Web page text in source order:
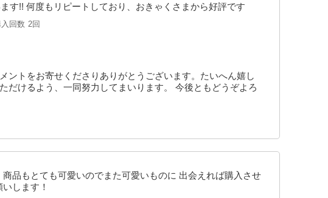
す!! 何度もリピートしており、おきゃくさまから好評です
回数 2回
ントをお寄せくださりありがとうございます。たいへん嬉し
だけるよう、一同努力してまいります。 今後ともどうぞよろ
品もとても可愛いのでまた可愛いものに 出会えれば購入させ
します！